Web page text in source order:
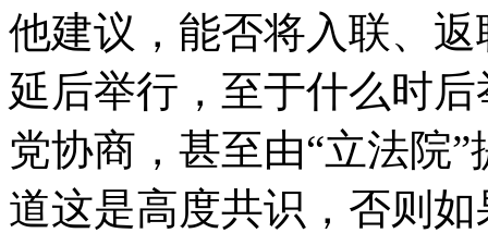
他建议，能否将入联、返
延后举行，至于什么时
党协商，甚至由“立法院
道这是高度共识，否则